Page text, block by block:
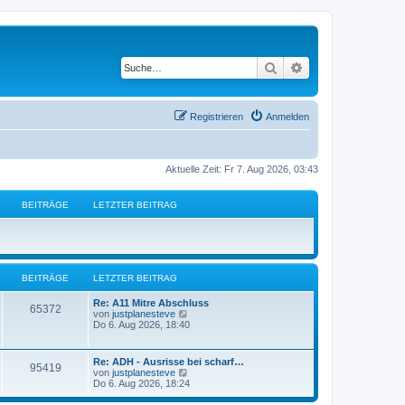
Suche
Anmelden
Registrieren
Aktuelle Zeit: Fr 7. Aug 2026, 03:43
BEITRÄGE LETZTER BEITRAG
BEITRÄGE LETZTER BEITRAG
65372B
r
L
e
t
e
r
B
e
i
Re: A11 Mitre Abschluss
von justplanesteve
e
s
t
e
r
B
Do 6. Aug 2026, 18:40
95419B
L
e
t
Re: ADH - Ausrisse bei scharf…
von justplanesteve
e
Do 6. Aug 2026, 18:24